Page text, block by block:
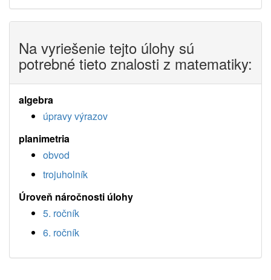
Na vyriešenie tejto úlohy sú
potrebné tieto znalosti z matematiky:
algebra
úpravy výrazov
planimetria
obvod
trojuholník
Úroveň náročnosti úlohy
5. ročník
6. ročník